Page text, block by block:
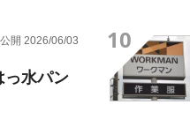
公開 2026/06/03
水パン
10